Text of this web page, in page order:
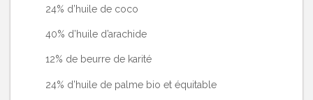
24% d’huile de coco
40% d’huile d’arachide
12% de beurre de karité
24% d’huile de palme bio et équitable